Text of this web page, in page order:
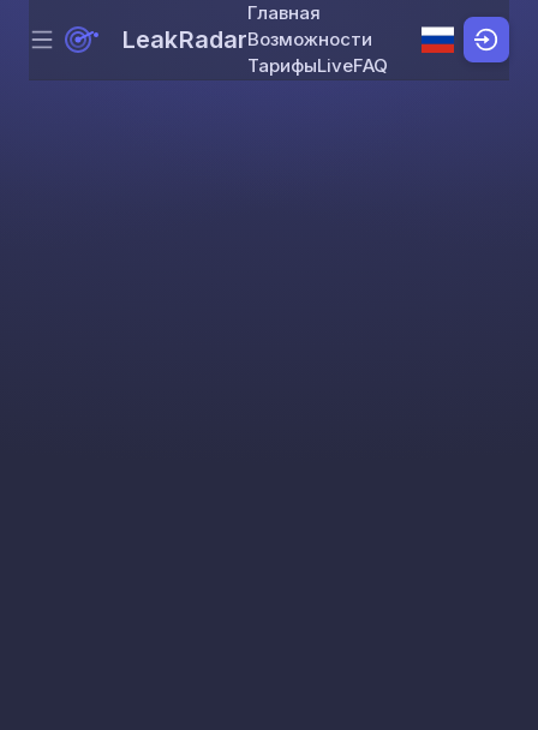
Skip to content
Menu LeakRadar
Главная
Возможности
ТарифыLiveFAQ